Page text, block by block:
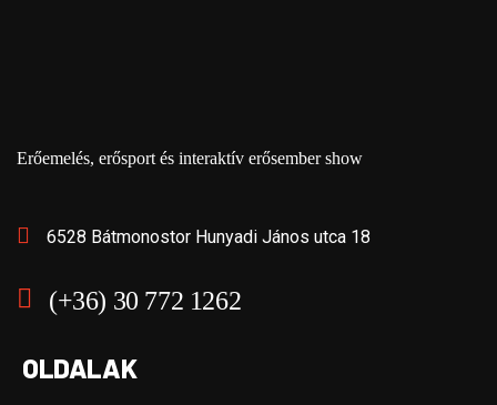
Erőemelés, erősport és interaktív erősember show
6528 Bátmonostor Hunyadi János utca 18
(+36) 30 772 1262
OLDALAK